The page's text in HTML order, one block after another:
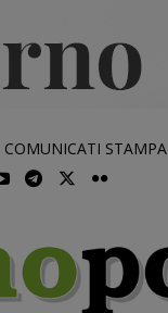
COMUNICATI STAMPA